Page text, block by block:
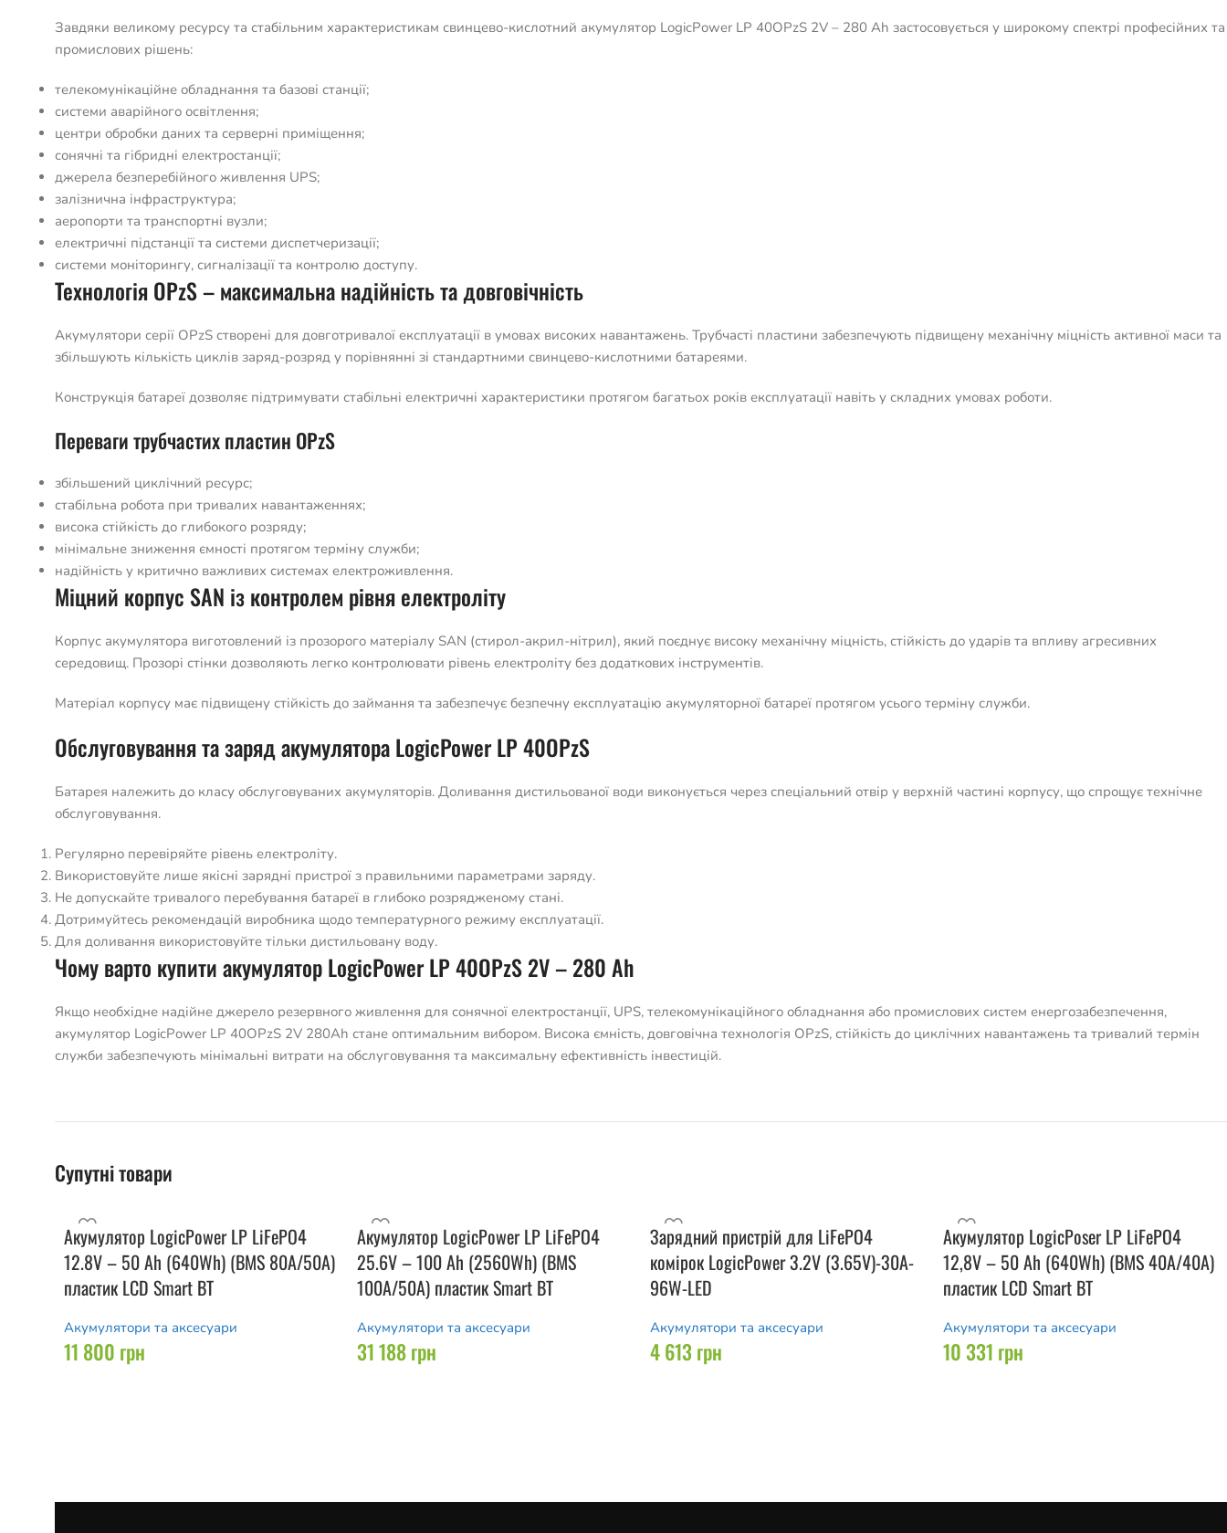
Завдяки великому ресурсу та стабільним характеристикам свинцево-кислотний акумулятор LogicPower LP 40OPzS 2V – 280 Ah застосовується у широкому спектрі професійних та
промислових рішень:
телекомунікаційне обладнання та базові станції;
системи аварійного освітлення;
центри обробки даних та серверні приміщення;
сонячні та гібридні електростанції;
джерела безперебійного живлення UPS;
залізнична інфраструктура;
аеропорти та транспортні вузли;
електричні підстанції та системи диспетчеризації;
системи моніторингу, сигналізації та контролю доступу.
Технологія OPzS – максимальна надійність та довговічність
Акумулятори серії OPzS створені для довготривалої експлуатації в умовах високих навантажень. Трубчасті пластини забезпечують підвищену механічну міцність активної маси та
збільшують кількість циклів заряд-розряд у порівнянні зі стандартними свинцево-кислотними батареями.
Конструкція батареї дозволяє підтримувати стабільні електричні характеристики протягом багатьох років експлуатації навіть у складних умовах роботи.
Переваги трубчастих пластин OPzS
збільшений циклічний ресурс;
стабільна робота при тривалих навантаженнях;
висока стійкість до глибокого розряду;
мінімальне зниження ємності протягом терміну служби;
надійність у критично важливих системах електроживлення.
Міцний корпус SAN із контролем рівня електроліту
Корпус акумулятора виготовлений із прозорого матеріалу SAN (стирол-акрил-нітрил), який поєднує високу механічну міцність, стійкість до ударів та впливу агресивних
середовищ. Прозорі стінки дозволяють легко контролювати рівень електроліту без додаткових інструментів.
Матеріал корпусу має підвищену стійкість до займання та забезпечує безпечну експлуатацію акумуляторної батареї протягом усього терміну служби.
Обслуговування та заряд акумулятора LogicPower LP 40OPzS
Батарея належить до класу обслуговуваних акумуляторів. Доливання дистильованої води виконується через спеціальний отвір у верхній частині корпусу, що спрощує технічне
обслуговування.
Регулярно перевіряйте рівень електроліту.
Використовуйте лише якісні зарядні пристрої з правильними параметрами заряду.
Не допускайте тривалого перебування батареї в глибоко розрядженому стані.
Дотримуйтесь рекомендацій виробника щодо температурного режиму експлуатації.
Для доливання використовуйте тільки дистильовану воду.
Чому варто купити акумулятор LogicPower LP 40OPzS 2V – 280 Ah
Якщо необхідне надійне джерело резервного живлення для сонячної електростанції, UPS, телекомунікаційного обладнання або промислових систем енергозабезпечення,
акумулятор LogicPower LP 40OPzS 2V 280Ah стане оптимальним вибором. Висока ємність, довговічна технологія OPzS, стійкість до циклічних навантажень та тривалий термін
служби забезпечують мінімальні витрати на обслуговування та максимальну ефективність інвестицій.
Супутні товари
Акумулятор LogicPower LP LiFePO4
12.8V – 50 Ah (640Wh) (BMS 80А/50A)
пластик LCD Smart BT
Акумулятори та аксесуари
11 800 грн
Акумулятор LogicPower LP LiFePO4
25.6V – 100 Ah (2560Wh) (BMS
100A/50А) пластик Smart BT
Акумулятори та аксесуари
31 188грн
Зарядний пристрій для LiFePO4
комірок LogicPower 3.2V (3.65V)-30A-
96W-LED
Акумулятори та аксесуари
4 613 грн
Акумулятор LogicPoser LP LiFePO4
12,8V – 50 Ah (640Wh) (BMS 40A/40А)
пластик LCD Smart BT
Акумулятори та аксесуари
10 331 грн